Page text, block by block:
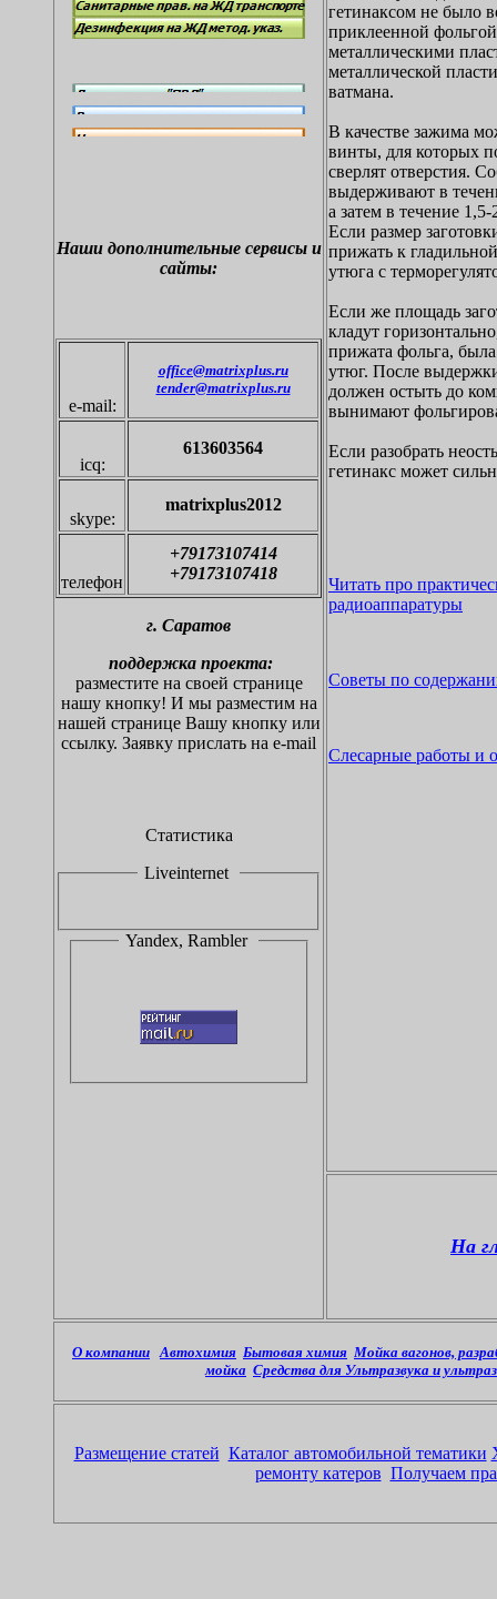
Наши дополнительные сервисы и
сайты:
e-mail:
office@matrixplus.ru
tender@matrixplus.ru
icq:
613603564
skype:
matrixplus2012
телефон
+79173107414
+79173107418
г. Саратов
поддержка проекта:
разместите на своей странице
нашу кнопку! И мы разместим на
нашей странице Вашу кнопку или
ссылку. Заявку прислать на e-mail
Статистика
Liveinternet
Yandex, Rambler
гетинаксом не было
приклеенной
металлическими
металлической
ватмана.
В качестве зажима
винты, для которых
сверлят отверстия.
выдерживают в
а затем в течение
Если размер
прижать к
утюга с
Если же площадь
кладут
прижата фольга, была
утюг. После
должен остыть до
вынимают
Если разобрать
гетинакс может
Читать про
радиоаппаратуры
Советы по
Слесарные работы и
На
О компании Автохимия Бытовая химия Мойка вагонов,
мойка Средства для Ультразвука и
Размещение статей Каталог автомобильной тематики
ремонту катеров Получаем